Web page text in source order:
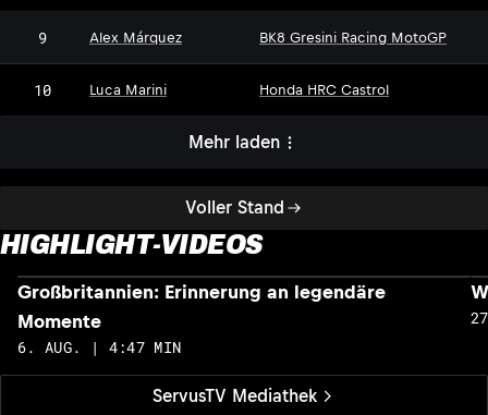
Voller Stand
9 Alex Márquez BK8 Gresini Racing MotoGP
10 Luca Marini Honda HRC Castrol
Mehr laden
HIGHLIGHT-VIDEOS
ServusTV Mediathek
Großbritannien: Erinnerung an legendäre
Momente
6. AUG. | 4:47 MIN